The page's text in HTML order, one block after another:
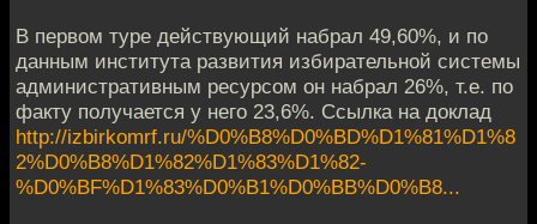
В первом туре действующий набрал 49,60%, и по
данным института развития избирательной системы
административным ресурсом он набрал 26%, т.е. по
факту получается у него 23,6%. Ссылка на доклад
http://izbirkomrf.ru/%D0%B8%D0%BD%D1%81%D1%8
2%D0%B8%D1%82%D1%83%D1%82-
%D0%BF%D1%83%D0%B1%D0%BB%D0%B8...